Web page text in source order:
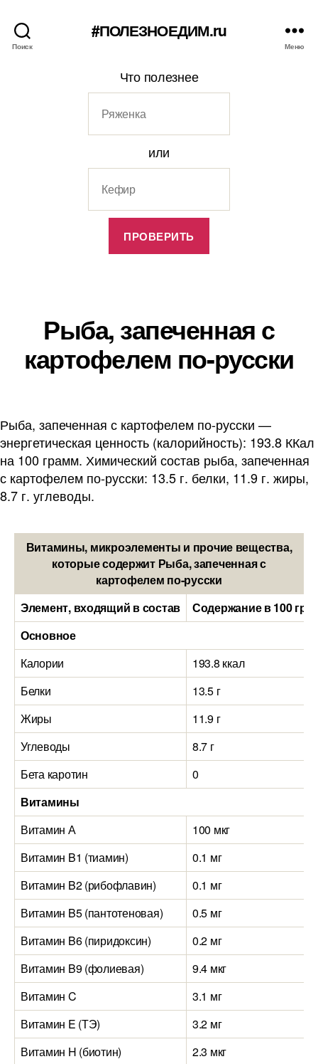
Поиск
#ПОЛЕЗНОЕДИМ.ru
Меню
Что полезнее
или
Рыба, запеченная с
картофелем по-русски
Рыба, запеченная с картофелем по-русски —
энергетическая ценность (калорийность): 193.8 ККал
на 100 грамм. Химический состав рыба, запеченная
с картофелем по-русски: 13.5 г. белки, 11.9 г. жиры,
8.7 г. углеводы.
Витамины, микроэлементы и прочие вещества,
которые содержит Рыба, запеченная с
картофелем по-русски
Элемент, входящий в состав
Содержание в 100
Основное
Калории
193.8 ккал
Белки
13.5 г
Жиры
11.9 г
Углеводы
8.7 г
Бета каротин
0
Витамины
Витамин А
100 мкг
Витамин B1 (тиамин)
0.1 мг
Витамин B2 (рибофлавин)
0.1 мг
Витамин B5 (пантотеновая)
0.5 мг
Витамин B6 (пиридоксин)
0.2 мг
Витамин B9 (фолиевая)
9.4 мкг
Витамин C
3.1 мг
Витамин E (ТЭ)
3.2 мг
Витамин H (биотин)
2.3 мкг